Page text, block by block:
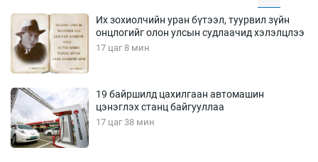
Их зохиолчийн уран бүтээл, туурвил зүйн
онцлогийг олон улсын судлаачид хэлэлцлээ
17 цаг 8 мин
19 байршилд цахилгаан автомашин
цэнэглэх станц байгууллаа
17 цаг 38 мин